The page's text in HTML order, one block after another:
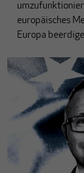
europäisches
Europa